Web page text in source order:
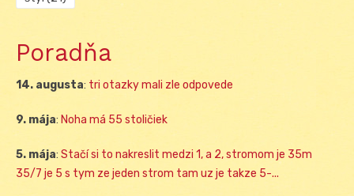
Poradňa
14. augusta: tri otazky mali zle odpovede
9. mája: Noha má 55 stoličiek
5. mája: Stačí si to nakreslit medzi 1, a 2, stromom je 35m
35/7 je 5 s tym ze jeden strom tam uz je takze 5-...